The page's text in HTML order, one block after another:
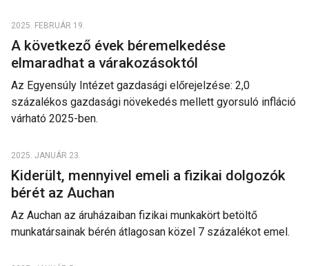
2025. FEBRUÁR 19.
A következő évek béremelkedése
elmaradhat a várakozásoktól
Az Egyensúly Intézet gazdasági előrejelzése: 2,0
százalékos gazdasági növekedés mellett gyorsuló infláció
várható 2025-ben.
2025. JANUÁR 23.
Kiderült, mennyivel emeli a fizikai dolgozók
bérét az Auchan
Az Auchan az áruházaiban fizikai munkakört betöltő
munkatársainak bérén átlagosan közel 7 százalékot emel.